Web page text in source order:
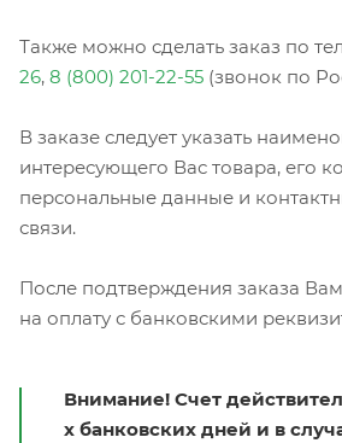
Также можно сделать заказ по
26, 8 (800) 201-22-55 (звонок по
В заказе следует указать
интересующего Вас товара, его
персональные данные и
связи.
После подтверждения заказа
на оплату с банковскими
Внимание! Счет
х банковских дней и в